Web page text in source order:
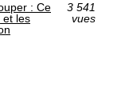
: Ce
et les
3 541
vues